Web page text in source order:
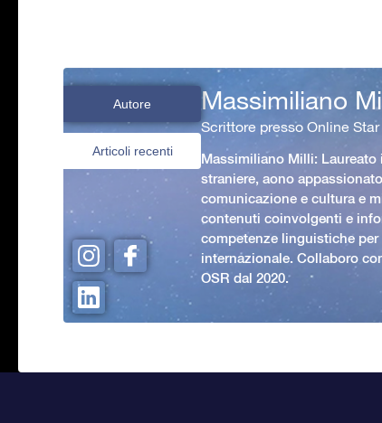
Autore
Articoli recenti
Massimiliano
Scrittore presso Online
Massimiliano Milli: Laureato
straniere, aono
comunicazione e cultura e
contenuti coinvolgenti e
competenze linguistiche
internazionale. Collaboro
OSR dal 2020.